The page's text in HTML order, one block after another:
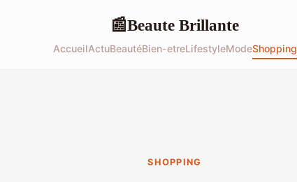
📰Beaute Brillante
AccueilActuBeautéBien-etreLifestyleModeShopping
SHOPPING